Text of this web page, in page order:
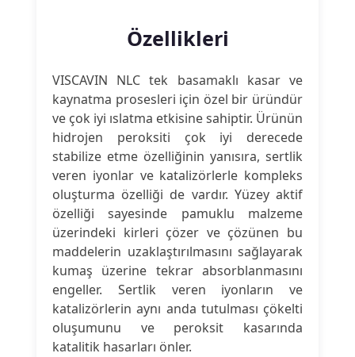
Özellikleri
VISCAVIN NLC tek basamaklı kasar ve
kaynatma prosesleri için özel bir üründür
ve çok iyi ıslatma etkisine sahiptir. Ürünün
hidrojen peroksiti çok iyi derecede
stabilize etme özelliğinin yanısıra, sertlik
veren iyonlar ve katalizörlerle kompleks
oluşturma özelliği de vardır. Yüzey aktif
özelliği sayesinde pamuklu malzeme
üzerindeki kirleri çözer ve çözünen bu
maddelerin uzaklaştırılmasını sağlayarak
kumaş üzerine tekrar absorblanmasını
engeller. Sertlik veren iyonların ve
katalizörlerin aynı anda tutulması çökelti
oluşumunu ve peroksit kasarında
katalitik hasarları önler.